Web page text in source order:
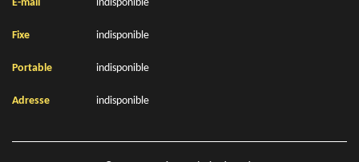
E-mail indisponible
Fixe indisponible
Portable indisponible
Adresse indisponible